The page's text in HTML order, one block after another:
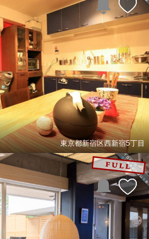
東京都新宿区西新宿5丁目